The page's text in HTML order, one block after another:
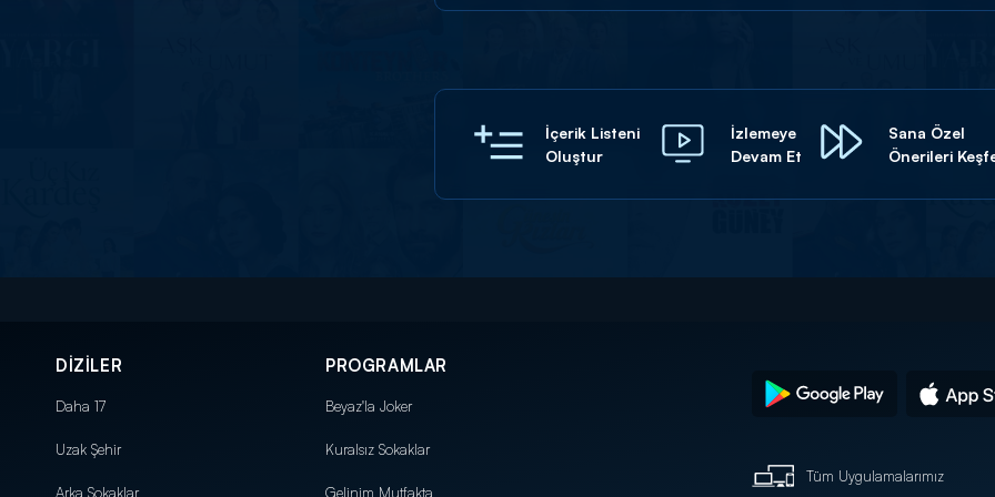
İçerik Listeni
Oluştur
İzlemeye
Devam Et
Sana Özel
Önerileri
DİZİLER
Daha 17
Uzak Şehir
Arka Sokaklar
PROGRAMLAR
Beyaz'la Joker
Kuralsız Sokaklar
Gelinim Mutfakta
Tüm Uygulamalarımız